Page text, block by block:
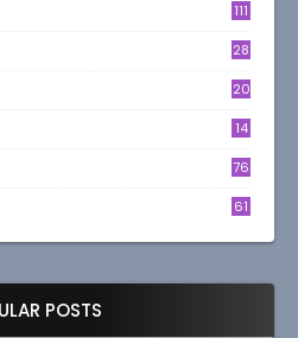
111
28
20
14
76
61
POSTS